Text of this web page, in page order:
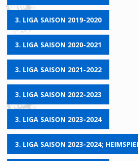
3. LIGA SAISON 2019-2020
3. LIGA SAISON 2020-2021
3. LIGA SAISON 2021-2022
3. LIGA SAISON 2022-2023
3. LIGA SAISON 2023-2024
3. LIGA SAISON 2023-2024;